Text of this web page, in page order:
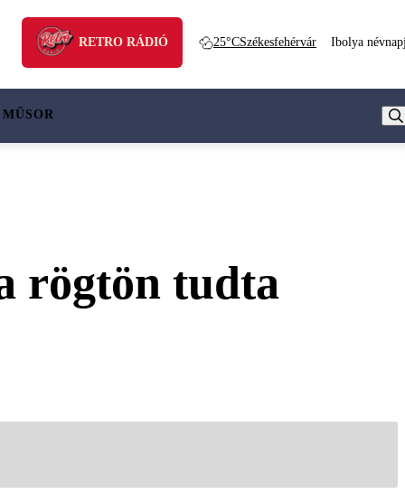
RETRO RÁDIÓ 25°CSzékesfehérvár Ibolya
rögtön tudta